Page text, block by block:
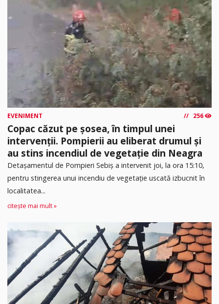
EVENIMENT 256
Copac căzut pe șosea, în timpul unei
intervenții. Pompierii au eliberat drumul și
au stins incendiul de vegetație din Neagra
Detașamentul de Pompieri Sebiș a intervenit joi, la ora 15:10,
pentru stingerea unui incendiu de vegetație uscată izbucnit în
localitatea...
citește mai mult »